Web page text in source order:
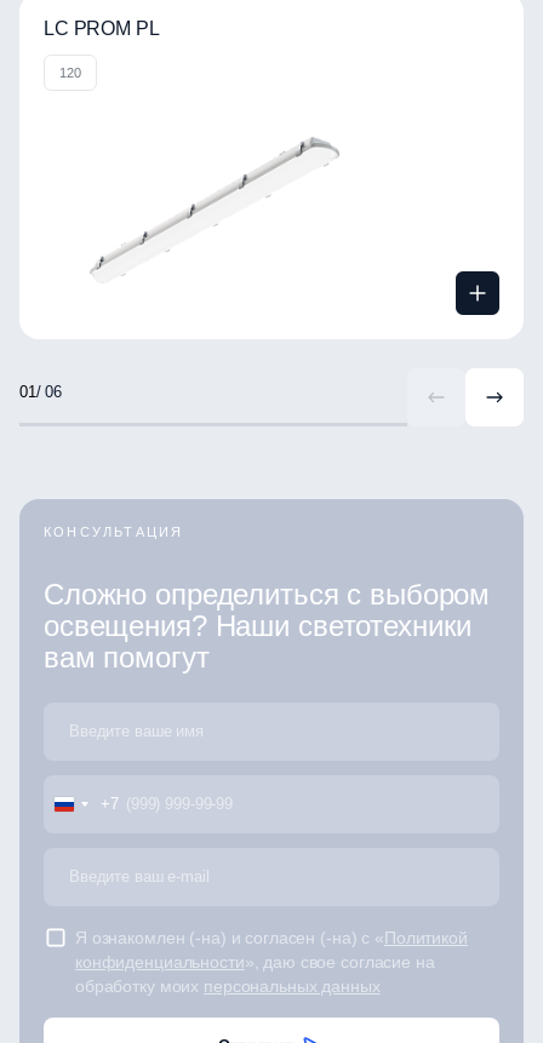
LC PROM PL
120
/ 06
КОНСУЛЬТАЦИЯ
Сложно определиться с выбором
освещения? Наши светотехники
вам помогут
+7
Я ознакомлен (-на) и согласен (-на) с «Политикой
конфиденциальности», даю свое согласие на
обработку моих персональных данных